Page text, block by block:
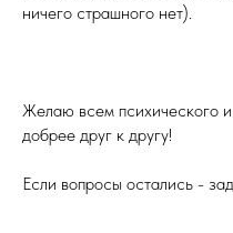
ничего страшного нет).
Желаю всем психического
добрее друг к другу!
Если вопросы остались -